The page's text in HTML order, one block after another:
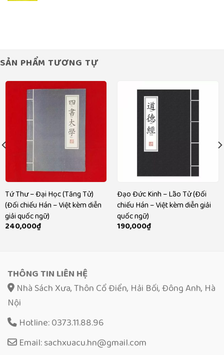
SẢN PHẨM TƯƠNG TỰ
Tứ Thư – Đại Học (Tăng Tử)
(Đối chiếu Hán – Việt kèm diễn
giải quốc ngữ)
240,000₫
Đạo Đức Kinh – Lão Tử (Đối
chiếu Hán – Việt kèm diễn giải
quốc ngữ)
190,000₫
THÔNG TIN LIÊN HỆ
Nhà Sách Xưa, Thôn Cổ Điển, Hải Bối, Đông Anh, Hà
Nội
Hotline: 0373.11.88.96
Email: sachxuacu.hn@gmail.com